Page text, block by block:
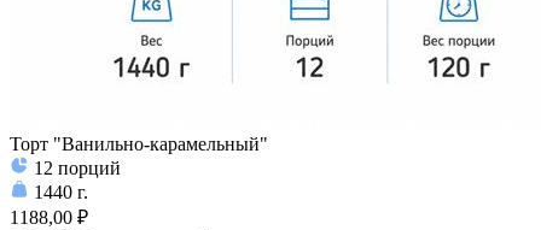
Торт "Ванильно-карамельный"
12 порций
1440 г.
1188,00 ₽